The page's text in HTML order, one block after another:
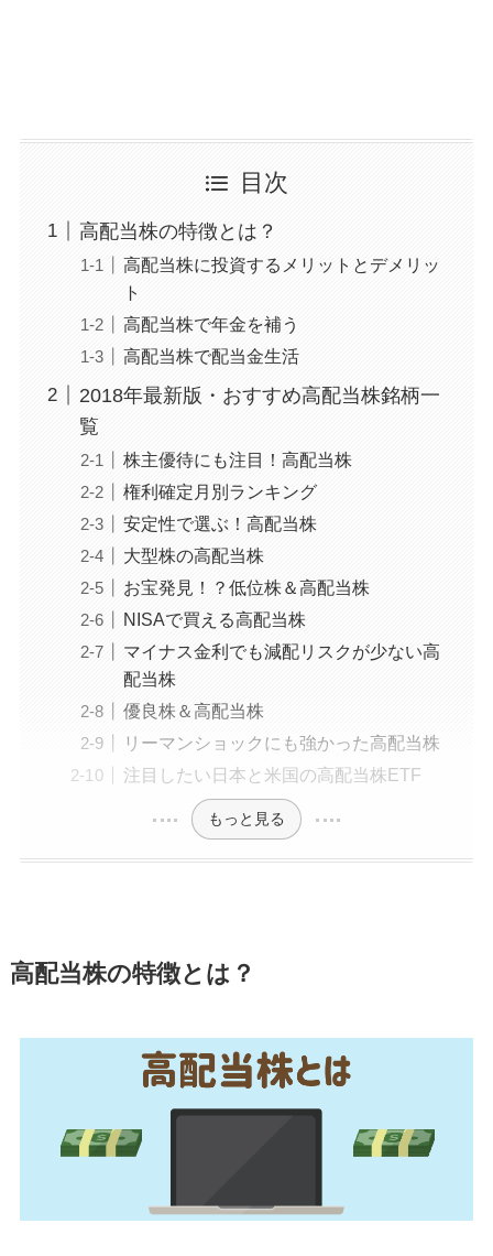
目次
高配当株の特徴とは？
高配当株に投資するメリットとデメリッ
ト
高配当株で年金を補う
高配当株で配当金生活
2018年最新版・おすすめ高配当株銘柄一
覧
株主優待にも注目！高配当株
権利確定月別ランキング
安定性で選ぶ！高配当株
大型株の高配当株
お宝発見！？低位株＆高配当株
NISAで買える高配当株
マイナス金利でも減配リスクが少ない高
配当株
優良株＆高配当株
リーマンショックにも強かった高配当株
注目したい日本と米国の高配当株ETF
もっと見る
高配当株の特徴とは？